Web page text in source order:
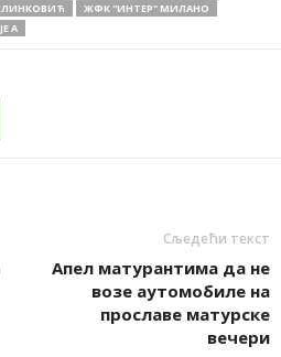
ЖФК ''ИНТЕР'' МИЛАНО
А
Сљедећи текст
Aпел матурантима да не
возе аутомобиле на
прославе матурске
вечери